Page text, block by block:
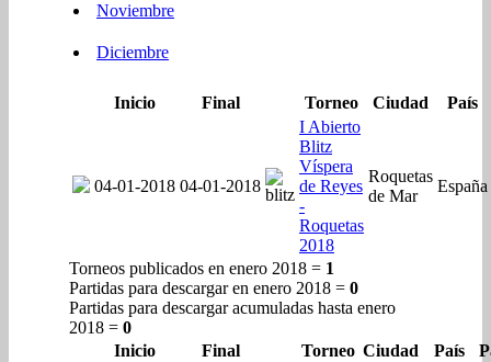
Noviembre
Diciembre
Inicio Final Torneo Ciudad País
04-01-2018 04-01-2018
I Abierto
Blitz
Víspera
de Reyes
-
Roquetas
2018
Roquetas
de Mar
España
Torneos publicados en enero 2018 = 1
Partidas para descargar en enero 2018 = 0
Partidas para descargar acumuladas hasta enero
2018 = 0
Inicio
Final Torneo Ciudad País